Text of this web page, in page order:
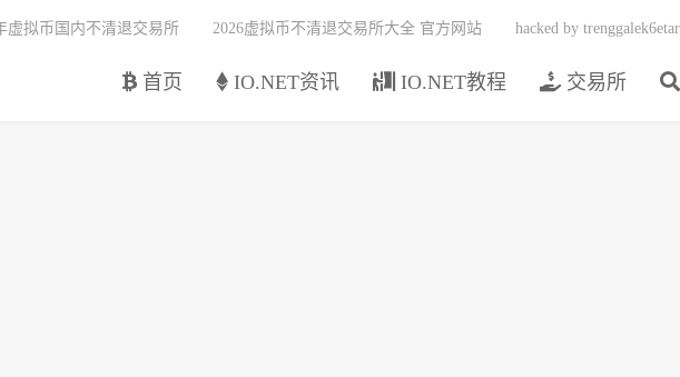
首页 IO.NET资讯 IO.NET教程 交易所
虚拟币国内不清退交易所 2026虚拟币不清退交易所大全 官方网站 hacked by trenggalek6etar